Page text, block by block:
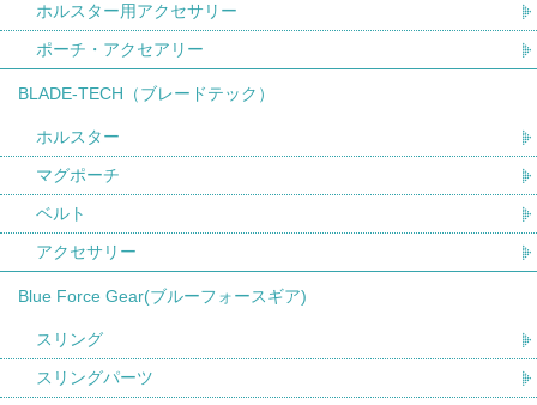
ホルスター用アクセサリー
ポーチ・アクセアリー
BLADE-TECH（ブレードテック）
ホルスター
マグポーチ
ベルト
アクセサリー
Blue Force Gear(ブルーフォースギア)
スリング
スリングパーツ